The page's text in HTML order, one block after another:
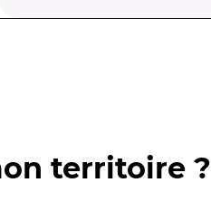
territoire ?